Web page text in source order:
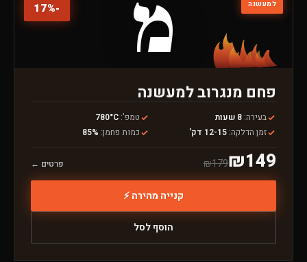
למעשנה -
17% מ
פחם מנגרוב למעשנה
בעירה: 8 שעות טמפ':
780°C
זמן הדלקה: 12-15 דק' כמות פחמן:
85%
₪149
₪179 פרטים ←
קנייה מהירה ⚡
הוסף לסל